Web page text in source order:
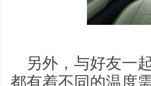
另外，与好友一
都有着不同的温度